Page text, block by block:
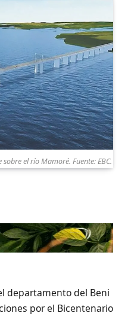
el río Mamoré. Fuente: EBC.
departamento del Beni
por el Bicentenario